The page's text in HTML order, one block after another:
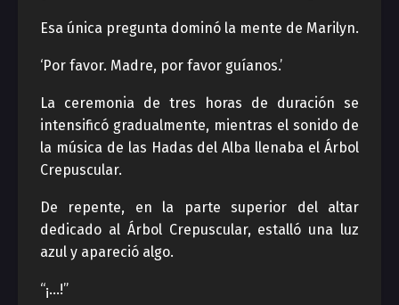
Esa única pregunta dominó la mente de Marilyn.
‘Por favor. Madre, por favor guíanos.’
La ceremonia de tres horas de duración se
intensificó gradualmente, mientras el sonido de
la música de las Hadas del Alba llenaba el Árbol
Crepuscular.
De repente, en la parte superior del altar
dedicado al Árbol Crepuscular, estalló una luz
azul y apareció algo.
“¡…!”